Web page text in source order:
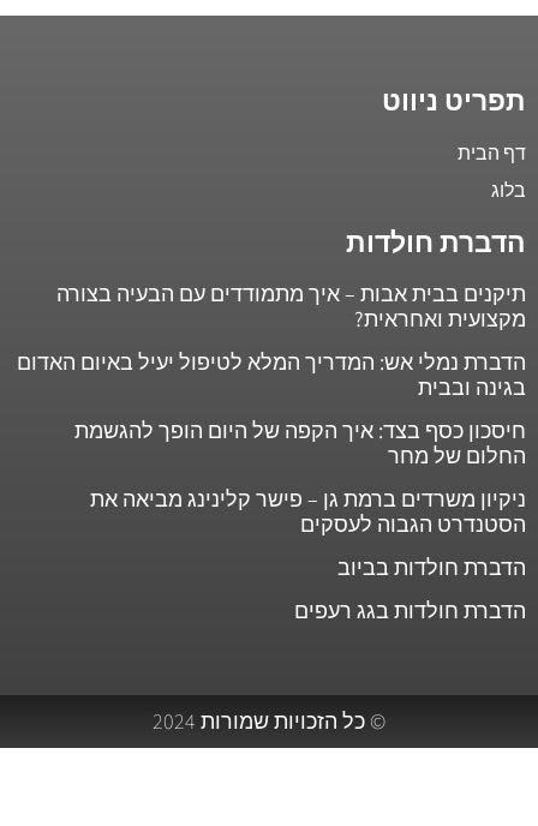
תפריט ניווט
דף הבית
בלוג
הדברת חולדות
תיקנים בבית אבות – איך מתמודדים עם הבעיה בצורה
מקצועית ואחראית?
הדברת נמלי אש: המדריך המלא לטיפול יעיל באיום האדום
בגינה ובבית
חיסכון כסף בצד: איך הקפה של היום הופך להגשמת
החלום של מחר
ניקיון משרדים ברמת גן – פישר קלינינג מביאה את
הסטנדרט הגבוה לעסקים
הדברת חולדות בביוב
הדברת חולדות בגג רעפים
© כל הזכויות שמורות 2024